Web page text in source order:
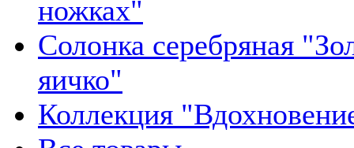
ножках"
Солонка серебряная
яичко"
Коллекция